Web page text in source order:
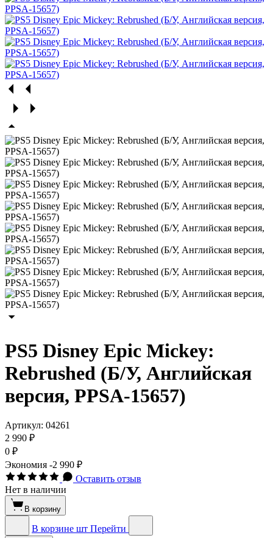
PS5 Disney Epic Mickey:
Rebrushed (Б/У, Английская
версия, PPSA-15657)
Артикул: 04261
2 990 ₽
0 ₽
Экономия -2 990 ₽
Оставить отзыв
Нет в наличии
В корзину
В корзине шт Перейти